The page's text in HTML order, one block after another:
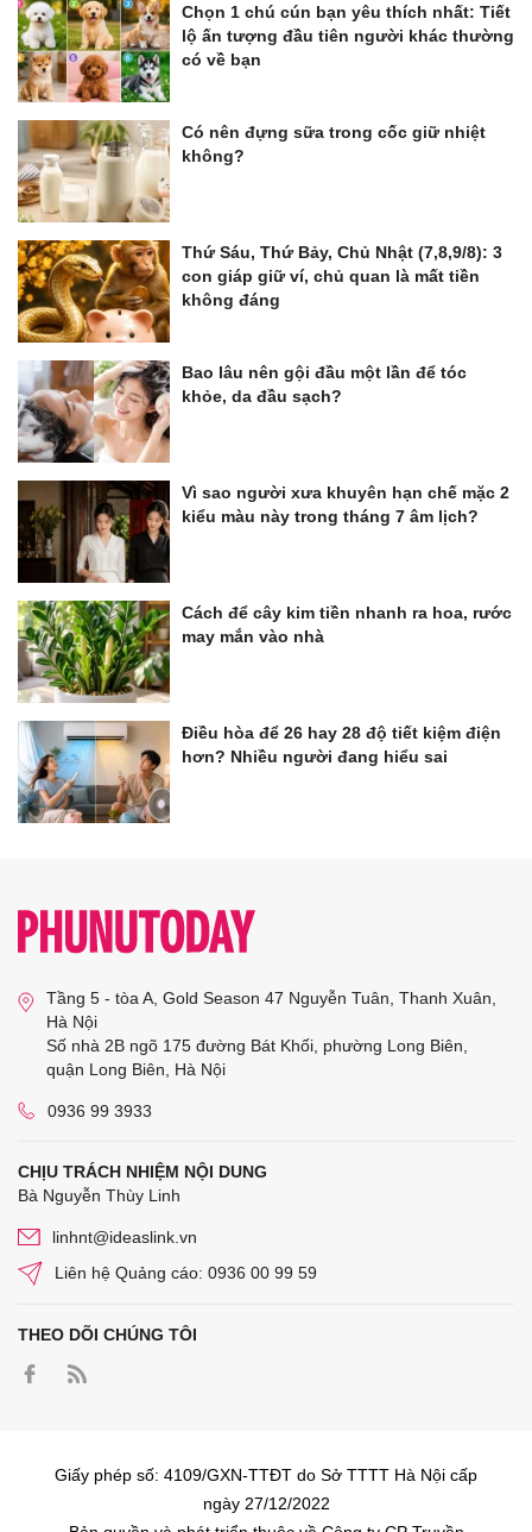
Chọn 1 chú cún bạn yêu thích nhất: Tiết
lộ ấn tượng đầu tiên người khác thường
có về bạn
Có nên đựng sữa trong cốc giữ nhiệt
không?
Thứ Sáu, Thứ Bảy, Chủ Nhật (7,8,9/8): 3
con giáp giữ ví, chủ quan là mất tiền
không đáng
Bao lâu nên gội đầu một lần để tóc
khỏe, da đầu sạch?
Vì sao người xưa khuyên hạn chế mặc 2
kiểu màu này trong tháng 7 âm lịch?
Cách để cây kim tiền nhanh ra hoa, rước
may mắn vào nhà
Điều hòa để 26 hay 28 độ tiết kiệm điện
hơn? Nhiều người đang hiểu sai
Tầng 5 - tòa A, Gold Season 47 Nguyễn Tuân, Thanh Xuân,
Hà Nội
Số nhà 2B ngõ 175 đường Bát Khối, phường Long Biên,
quận Long Biên, Hà Nội
0936 99 3933
CHỊU TRÁCH NHIỆM NỘI DUNG
Bà Nguyễn Thùy Linh
linhnt@ideaslink.vn
Liên hệ Quảng cáo: 0936 00 99 59
THEO DÕI CHÚNG TÔI
Giấy phép số: 4109/GXN-TTĐT do Sở TTTT Hà Nội cấp
ngày 27/12/2022